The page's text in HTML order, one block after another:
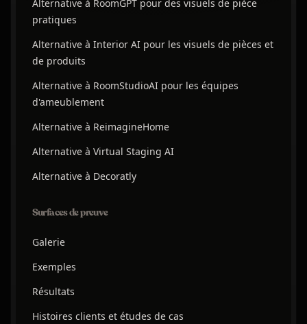
Alternative à RoomGPT pour des visuels de pièce
pratiques
Alternative à Interior AI pour les visuels de pièces et
de produits
Alternative à RoomStudioAI pour les équipes
d'ameublement
Alternative à ReimagineHome
Alternative à Virtual Staging AI
Alternative à Decoratly
Surfaces de preuve
Galerie
Exemples
Résultats
Histoires clients et études de cas